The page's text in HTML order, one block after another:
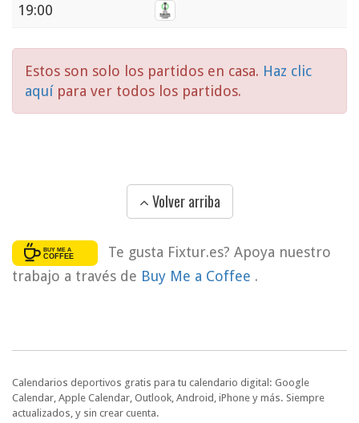
19:00
Estos son solo los partidos en casa. Haz clic
aquí para ver todos los partidos.
Volver arriba
Te gusta Fixtur.es? Apoya nuestro
trabajo a través de Buy Me a Coffee .
Calendarios deportivos gratis para tu calendario digital: Google
Calendar, Apple Calendar, Outlook, Android, iPhone y más. Siempre
actualizados, y sin crear cuenta.